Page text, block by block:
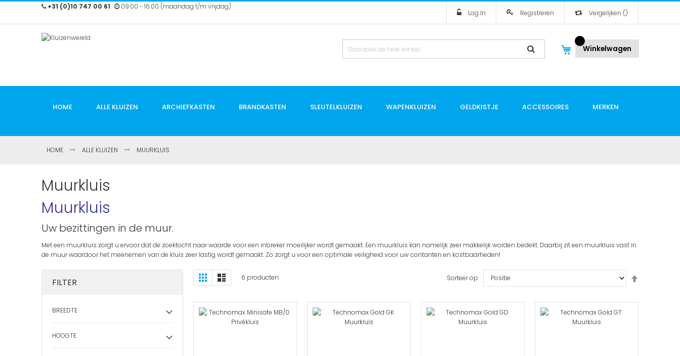
Ga
de
inhoud
Log In Registreren Vergelijken ()
+31 (0)10 747 00 61 09:00 - 16:00 (maandag t/m vrijdag)
Winkelwagen
HOME ALLE KLUIZEN ARCHIEFKASTEN BRANDKASTEN SLEUTELKLUIZEN WAPENKLUIZEN GELDKISTJE ACCESSOIRES MERKEN
HOME ALLE KLUIZEN MUURKLUIS
Muurkluis
Muurkluis
Uw bezittingen in de muur.
Met een muurkluis zorgt u ervoor dat de zoektocht naar waarde voor een inbreker moeilijker wordt gemaakt. Een muurkluis kan namelijk zeer makkelijk worden bedekt. Daarbij zit een muurkluis vast in
de muur waardoor het meenemen van de kluis zeer lastig wordt gemaakt. Zo zorgt u voor een optimale veiligheid voor uw contanten en kostbaarheden!
FILTER
BREEDTE
HOOGTE
Tonen
als
Foto-
tabel
Lijst 6 producten Sorteer op